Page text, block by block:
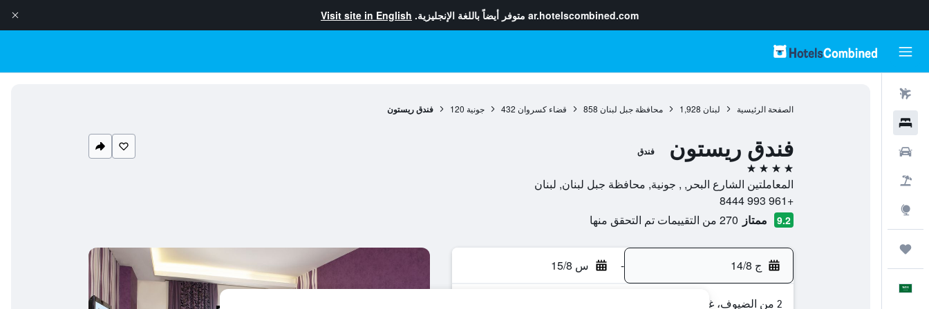
ar.hotelscombined.com متوفر أيضاً باللغة الإنجليزية. Visit site in English
الصفحة الرئيسية لبنان 1,928 محافظة جبل لبنان 858 قضاء كسروان 432 جونية 120 فندق ريستون
فندق ريستون فندق
4 نجوم
المعاملتين الشارع البحر, , جونية, محافظة جبل لبنان, لبنان
+961 993 8444
9.2 ممتاز 270 من التقييمات تم التحقق منها
ج 14/8 - س 15/8
2 من الضيوف، غرفة واحدة